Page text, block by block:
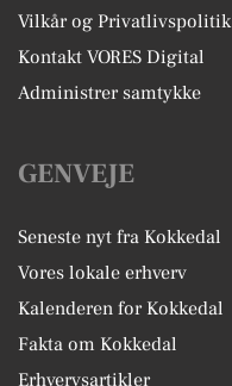
Vilkår og Privatlivspolitik
Kontakt VORES Digital
Administrer samtykke
GENVEJE
Seneste nyt fra Kokkedal
Vores lokale erhverv
Kalenderen for Kokkedal
Fakta om Kokkedal
Erhvervsartikler